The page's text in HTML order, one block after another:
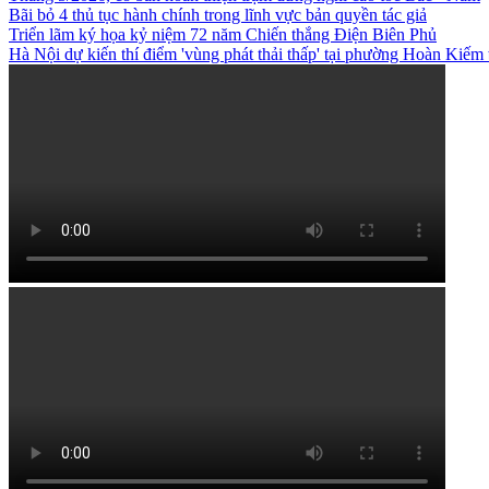
Bãi bỏ 4 thủ tục hành chính trong lĩnh vực bản quyền tác giả
Triển lãm ký họa kỷ niệm 72 năm Chiến thắng Điện Biên Phủ
Hà Nội dự kiến thí điểm 'vùng phát thải thấp' tại phường Hoàn Kiếm